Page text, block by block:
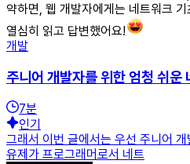
약하면, 웹 개발자에게는 네트워크
열심히 읽고 답변했어요!
개발
주니어 개발자를 위한 엄청 쉬운
7분
인기
그래서 이번 글에서는 우선 주니어
유제가 프로그래머로서 네트